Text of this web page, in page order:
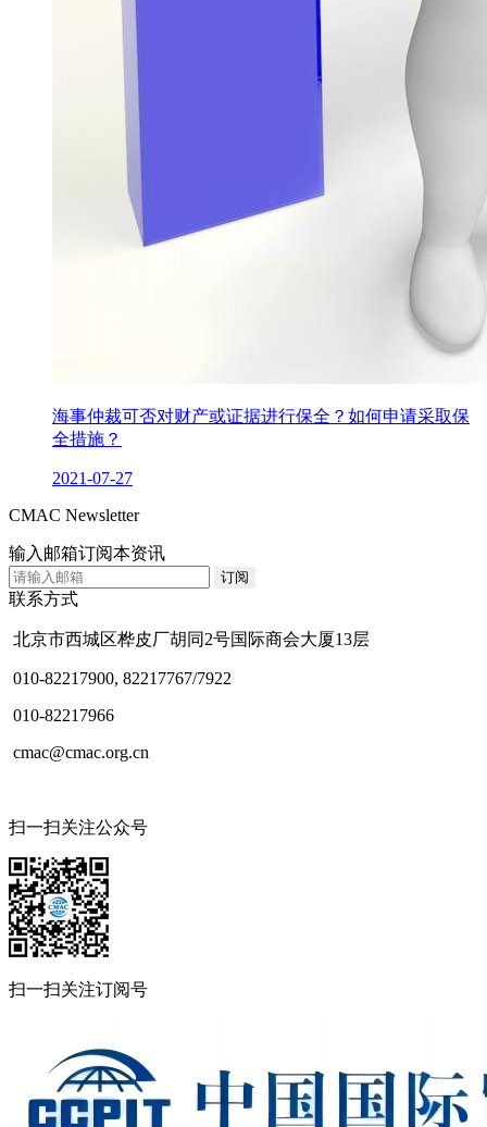
海事仲裁可否对财产或证据进行保全？如何申请采取保
全措施？
2021-07-27
CMAC Newsletter
输入邮箱订阅本资讯
联系方式
北京市西城区桦皮厂胡同2号国际商会大厦13层
010-82217900, 82217767/7922
010-82217966
cmac@cmac.org.cn
扫一扫关注公众号
扫一扫关注订阅号